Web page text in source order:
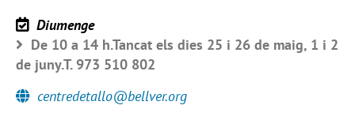
Diumenge
De 10 a 14 h.Tancat els dies 25 i 26 de maig, 1 i 2
de juny.T. 973 510 802
centredetallo@bellver.org